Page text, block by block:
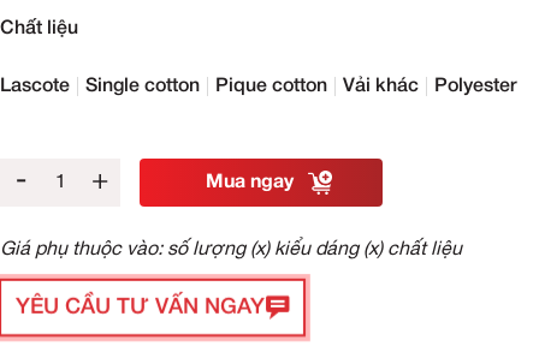
Chất liệu
Lascote Single cotton Pique cotton Vải khác Polyester
- + Mua ngay
Giá phụ thuộc vào: số lượng (x) kiểu dáng (x) chất liệu
YÊU CẦU TƯ VẤN NGAY